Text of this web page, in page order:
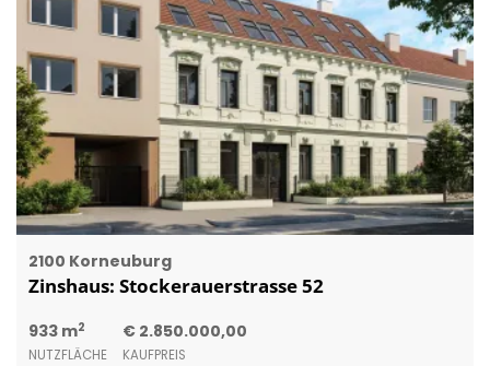
2100 Korneuburg
Zinshaus: Stockerauerstrasse 52
933 m2
NUTZFLÄCHE
€ 2.850.000,00
KAUFPREIS